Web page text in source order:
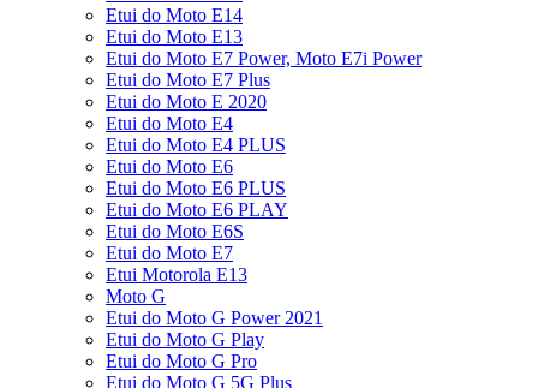
Etui do Moto E14
Etui do Moto E13
Etui do Moto E7 Power, Moto E7i Power
Etui do Moto E7 Plus
Etui do Moto E 2020
Etui do Moto E4
Etui do Moto E4 PLUS
Etui do Moto E6
Etui do Moto E6 PLUS
Etui do Moto E6 PLAY
Etui do Moto E6S
Etui do Moto E7
Etui Motorola E13
Moto G
Etui do Moto G Power 2021
Etui do Moto G Play
Etui do Moto G Pro
Etui do Moto G 5G Plus